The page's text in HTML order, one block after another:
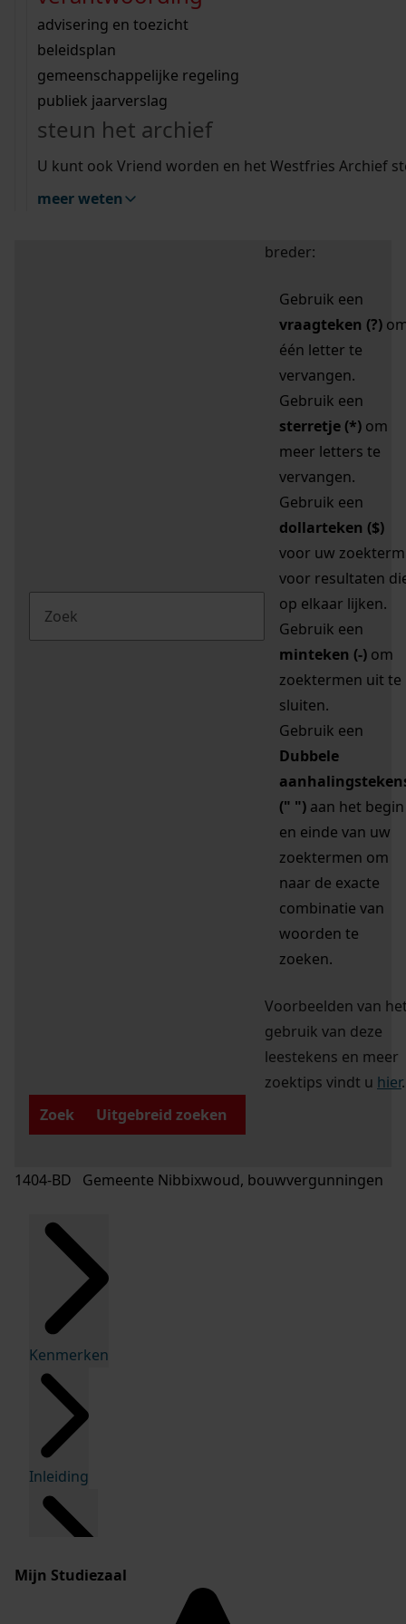
bouwvergunningen
omgevingsvergunningen
vergunningen
beeld en geluid
uitleg nodig?
Wij helpen u op weg met een aantal zoektips.
bekijk alle zoektips
Wij helpen u op weg met een aantal zoektips.
bekijk alle zoektips
bekijk ons geschiedenislokaal
advisering en toezicht
beleidsplan
gemeenschappelijke regeling
publiek jaarverslag
steun het archief
U kunt ook Vriend worden en het Westfries Archief
meer weten
zoektips
Mijn Studiezaal (inloggen)
uw zoekopdracht te
breder:
Gebruik een
vraagteken (?)
één letter te
vervangen.
Gebruik een
sterretje (*) om
meer letters te
vervangen.
Gebruik een
dollarteken ($)
voor uw zoekterm
voor resultaten
op elkaar lijken.
Gebruik een
minteken (-) om
zoektermen uit te
sluiten.
Gebruik een
Dubbele
(" ") aan het begin
en einde van uw
zoektermen om
naar de exacte
combinatie van
woorden te
zoeken.
Voorbeelden van
gebruik van deze
leestekens en meer
zoektips vindt u hier.
Zoek
Uitgebreid zoeken
1404-BD Gemeente Nibbixwoud, bouwvergunningen
Kenmerken
Inleiding
Mijn Studiezaal